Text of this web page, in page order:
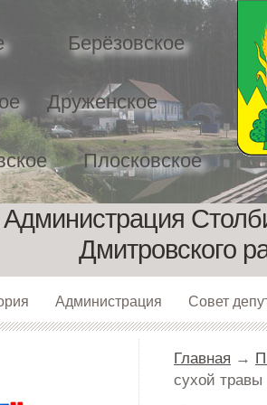
Берёзовское
Друженское
Плосковское
Администрация Совет
Администрация
Дмитровского
Главная →
сухой травы